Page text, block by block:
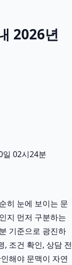
2026년
02시24분
히 눈에 보이는 문
지 먼저 구분하는
기준으로 광진하
, 조건 확인, 상담 전
해야 문맥이 자연